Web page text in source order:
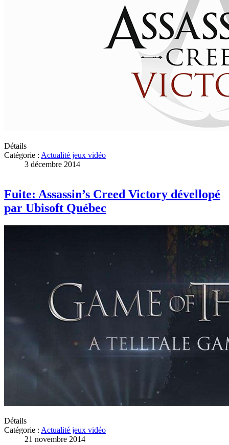
Détails
Catégorie : Actualité jeux vidéo
3 décembre 2014
Fuite: Assassin’s Creed Victory dévellopé
par Ubisoft Québec
Détails
Catégorie : Actualité jeux vidéo
21 novembre 2014